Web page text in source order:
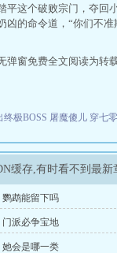
这个破败宗门，夺回
的命令道，“你们不准
窗免费全文阅读为转
极BOSS 屠魔傻儿 穿七
缓存,有时看不到最
鹦鹉能留下吗
门派必争宝地
她会是哪一类